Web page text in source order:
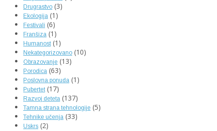
Drugrastvo (3)
Ekologija (1)
Festivali (6)
Franšiza (1)
Humanost(1)
Nekategorizovano (10)
Obrazovanje (13)
Porodica (63)
Poslovna ponuda (1)
Pubertet(17)
Razvoj deteta (137)
Tamna strana tehnologije (5)
Tehnike učenja (33)
Uskrs (2)